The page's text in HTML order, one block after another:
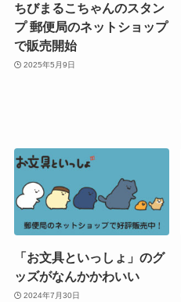
ちびまるこちゃんのスタン
プ 郵便局のネットショップ
で販売開始
2025年5月9日
「お文具といっしょ」のグ
ッズがなんかかわいい
2024年7月30日